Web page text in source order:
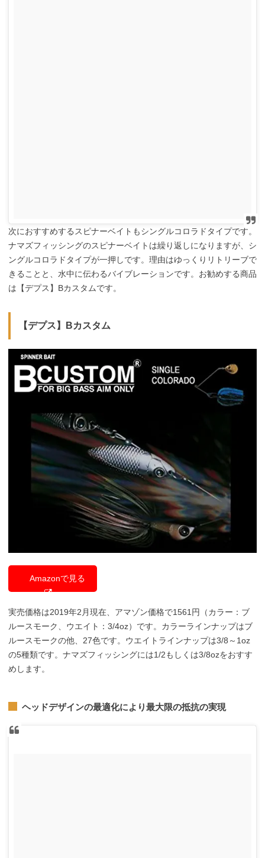
次におすすめするスピナーベイトもシングルコロラドタイプです。
ナマズフィッシングのスピナーベイトは繰り返しになりますが、シ
ングルコロラドタイプが一押しです。理由はゆっくりリトリーブで
きることと、水中に伝わるバイブレーションです。お勧めする商品
は【デプス】Bカスタムです。
【デプス】Bカスタム
Amazonで見る
実売価格は2019年2月現在、アマゾン価格で1561円（カラー：ブ
ルースモーク、ウエイト：3/4oz）です。カラーラインナップはブ
ルースモークの他、27色です。ウエイトラインナップは3/8～1oz
の5種類です。ナマズフィッシングには1/2もしくは3/8ozをおすす
めします。
ヘッドデザインの最適化により最大限の抵抗の実現